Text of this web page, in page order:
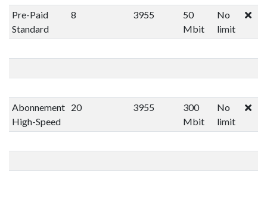
Pre-Paid
Standard
8 3955
50
Mbit
No
limit
Abonnement
High-Speed
20 3955
300
Mbit
No
limit